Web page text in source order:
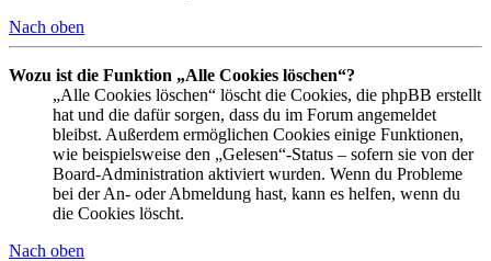
Nach oben
Wozu ist die Funktion „Alle Cookies löschen“?
„Alle Cookies löschen“ löscht die Cookies, die phpBB erstellt
hat und die dafür sorgen, dass du im Forum angemeldet
bleibst. Außerdem ermöglichen Cookies einige Funktionen,
wie beispielsweise den „Gelesen“-Status – sofern sie von der
Board-Administration aktiviert wurden. Wenn du Probleme
bei der An- oder Abmeldung hast, kann es helfen, wenn du
die Cookies löscht.
Nach oben